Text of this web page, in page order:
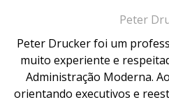
Peter
Peter Drucker foi um
muito experiente e
Administração Moderna.
orientando executivos e